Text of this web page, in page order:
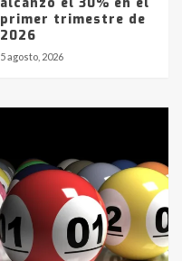
primer trimestre de
2026
5 agosto, 2026